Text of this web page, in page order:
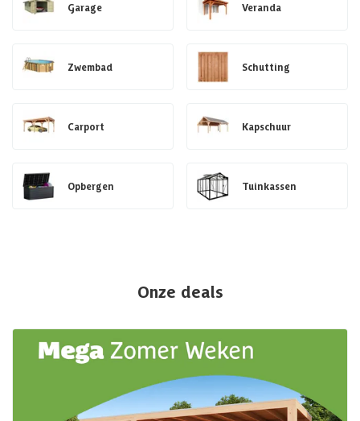
Garage Veranda
Zwembad Schutting
Carport Kapschuur
Opbergen Tuinkassen
Onze deals